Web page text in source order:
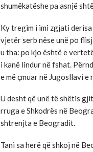
shumëkatëshe pa asnjë
Ky tregim i imi zgjati
vjetër serb nëse unë po
u tha: po kjo është e
i kanë lindur në fshat.
e më çmuar në Jugosllavi e
U desht që unë të shëtis
rruga e Shkodrës në
shtrenjta e Beogradit.
Tani sa herë që shkoj në